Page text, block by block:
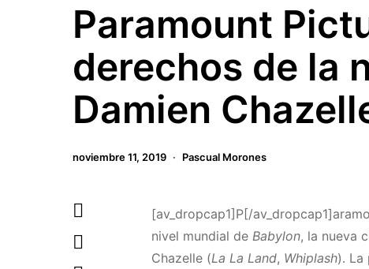
Paramount
derechos de la
Damien
noviembre 11, 2019 Pascual Morones
[av_dropcap1]P[/
nivel mundial de Babylon, la nueva
Chazelle (La La Land, Whiplash). La